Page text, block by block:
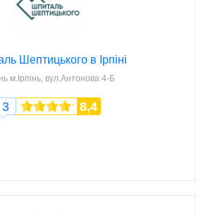
Шептицького в Ірпіні
м.Ірпінь, вул.Антонова 4-Б
3 8,4